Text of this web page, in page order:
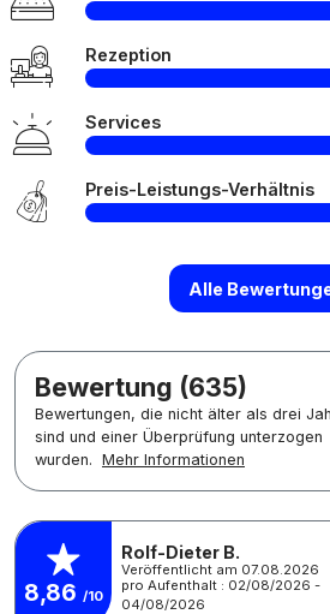
Rezeption
Services
Preis-Leistungs-Verhältnis
Alle
Bewertung (635)
Bewertungen, die nicht älter als drei
sind und einer Überprüfung unterzogen
wurden. Mehr Informationen
8,86 /10
Rolf-Dieter B.
Veröffentlicht am 07.08.2026
pro Aufenthalt : 02/08/2026 -
04/08/2026